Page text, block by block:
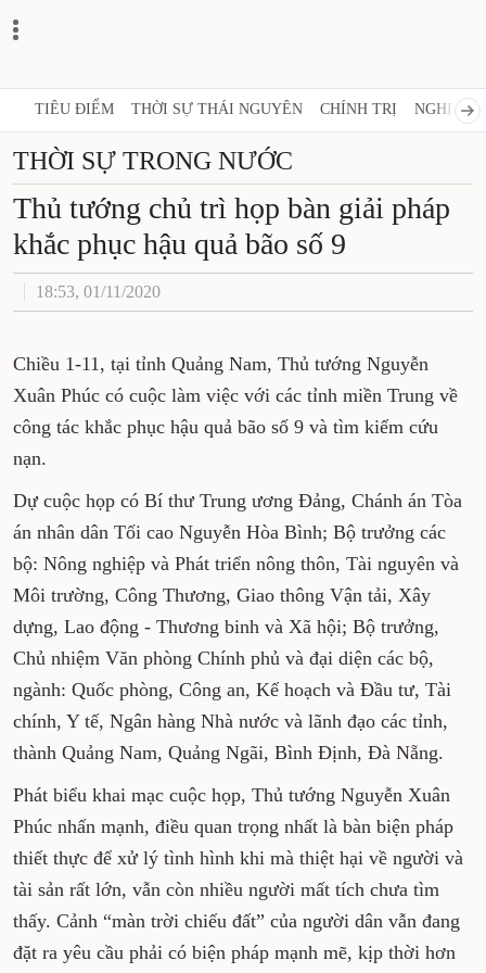
TIÊU ĐIỂM THỜI SỰ THÁI NGUYÊN CHÍNH TRỊ NGHỊ
THỜI SỰ TRONG NƯỚC
Thủ tướng chủ trì họp bàn giải pháp
khắc phục hậu quả bão số 9
18:53, 01/11/2020
Chiều 1-11, tại tỉnh Quảng Nam, Thủ tướng Nguyễn
Xuân Phúc có cuộc làm việc với các tỉnh miền Trung về
công tác khắc phục hậu quả bão số 9 và tìm kiếm cứu
nạn.
Dự cuộc họp có Bí thư Trung ương Đảng, Chánh án Tòa
án nhân dân Tối cao Nguyễn Hòa Bình; Bộ trưởng các
bộ: Nông nghiệp và Phát triển nông thôn, Tài nguyên và
Môi trường, Công Thương, Giao thông Vận tải, Xây
dựng, Lao động - Thương binh và Xã hội; Bộ trưởng,
Chủ nhiệm Văn phòng Chính phủ và đại diện các bộ,
ngành: Quốc phòng, Công an, Kế hoạch và Đầu tư, Tài
chính, Y tế, Ngân hàng Nhà nước và lãnh đạo các tỉnh,
thành Quảng Nam, Quảng Ngãi, Bình Định, Đà Nẵng.
Phát biểu khai mạc cuộc họp, Thủ tướng Nguyễn Xuân
Phúc nhấn mạnh, điều quan trọng nhất là bàn biện pháp
thiết thực để xử lý tình hình khi mà thiệt hại về người và
tài sản rất lớn, vẫn còn nhiều người mất tích chưa tìm
thấy. Cảnh “màn trời chiếu đất” của người dân vẫn đang
đặt ra yêu cầu phải có biện pháp mạnh mẽ, kịp thời hơn